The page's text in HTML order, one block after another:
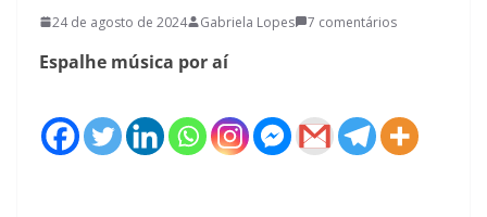
24 de agosto de 2024 Gabriela Lopes 7 comentários
Espalhe música por aí